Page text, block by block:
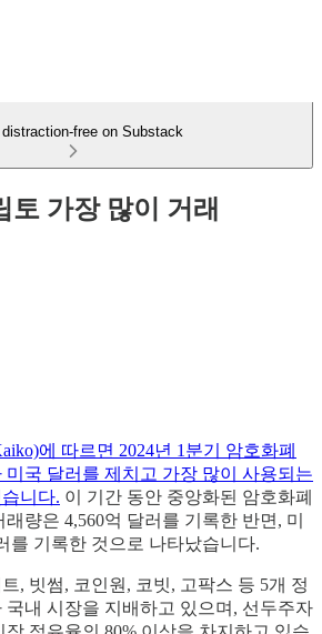
distraction-free on Substack
토 가장 많이 거래
에 따르면 2024년 1분기 암호화폐
미국 달러를 제치고 가장 많이 사용되는
니다. 이 기간 동안 중앙화된 암호화폐
량은 4,560억 달러를 기록한 반면, 미
를 기록한 것으로 나타났습니다.
, 빗썸, 코인원, 코빗, 고팍스 등 5개 정
국내 시장을 지배하고 있으며, 선두주자